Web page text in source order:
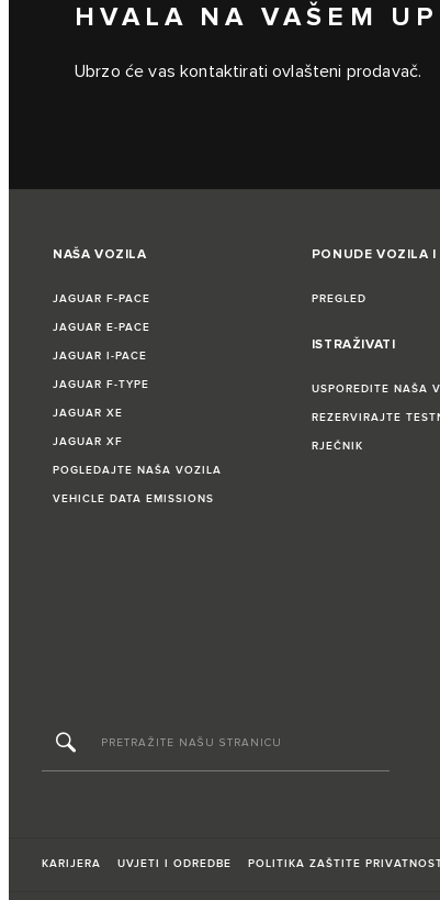
HVALA NA VAŠEM
Ubrzo će vas kontaktirati ovlašteni prodavač.
NAŠA VOZILA
JAGUAR F‑PACE
JAGUAR E‑PACE
JAGUAR I‑PACE
JAGUAR F‑TYPE
JAGUAR XE
JAGUAR XF
POGLEDAJTE NAŠA VOZILA
VEHICLE DATA EMISSIONS
PONUDE VOZILA I
PREGLED
ISTRAŽIVATI
USPOREDITE NAŠA
REZERVIRAJTE
RJEČNIK
KARIJERA UVJETI I ODREDBE POLITIKA ZAŠTITE